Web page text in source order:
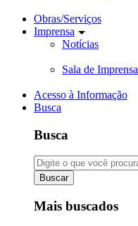
Obras/Serviços
Imprensa
Notícias
Sala de Imprensa
Acesso à Informação
Busca
Busca
Buscar
Mais buscados